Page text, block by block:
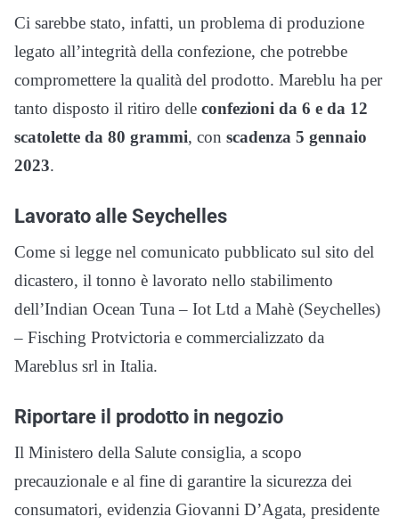
Ci sarebbe stato, infatti, un problema di produzione
legato all’integrità della confezione, che potrebbe
compromettere la qualità del prodotto. Mareblu ha per
tanto disposto il ritiro delle confezioni da 6 e da 12
scatolette da 80 grammi, con scadenza 5 gennaio
2023.
Lavorato alle Seychelles
Come si legge nel comunicato pubblicato sul sito del
dicastero, il tonno è lavorato nello stabilimento
dell’Indian Ocean Tuna – Iot Ltd a Mahè (Seychelles)
– Fisching Protvictoria e commercializzato da
Mareblus srl in Italia.
Riportare il prodotto in negozio
Il Ministero della Salute consiglia, a scopo
precauzionale e al fine di garantire la sicurezza dei
consumatori, evidenzia Giovanni D’Agata, presidente